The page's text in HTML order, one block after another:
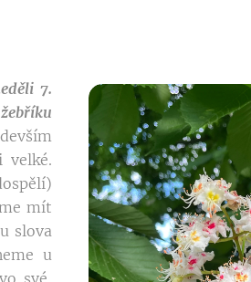
7.
velké.
mít
slova
u